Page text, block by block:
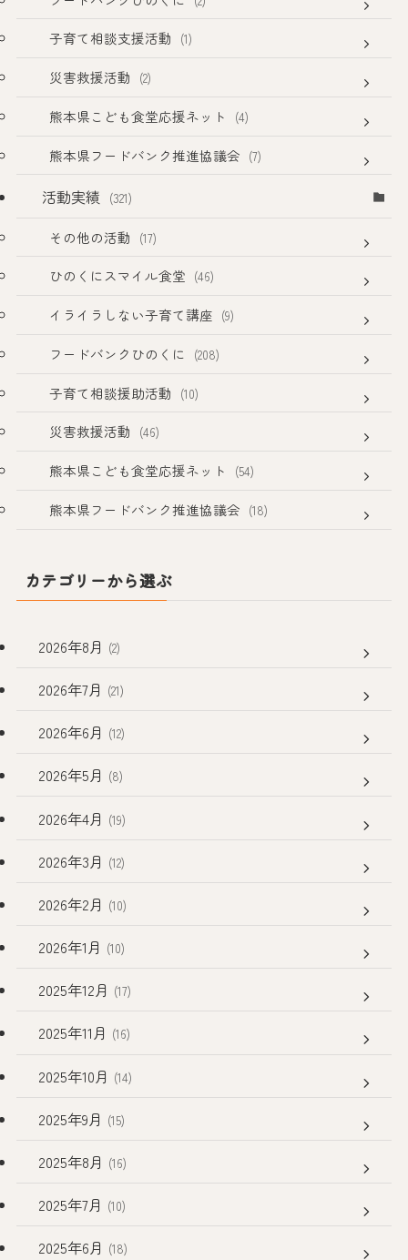
子育て相談支援活動 (1)
災害救援活動 (2)
熊本県こども食堂応援ネット (4)
熊本県フードバンク推進協議会 (7)
活動実績 (321)
その他の活動 (17)
ひのくにスマイル食堂 (46)
イライラしない子育て講座 (9)
フードバンクひのくに (208)
子育て相談援助活動 (10)
災害救援活動 (46)
熊本県こども食堂応援ネット (54)
熊本県フードバンク推進協議会 (18)
カテゴリーから選ぶ
2026年8月 (2)
2026年7月 (21)
2026年6月 (12)
2026年5月 (8)
2026年4月 (19)
2026年3月 (12)
2026年2月 (10)
2026年1月 (10)
2025年12月 (17)
2025年11月 (16)
2025年10月 (14)
2025年9月 (15)
2025年8月 (16)
2025年7月 (10)
2025年6月 (18)